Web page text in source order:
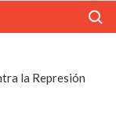
la Represión